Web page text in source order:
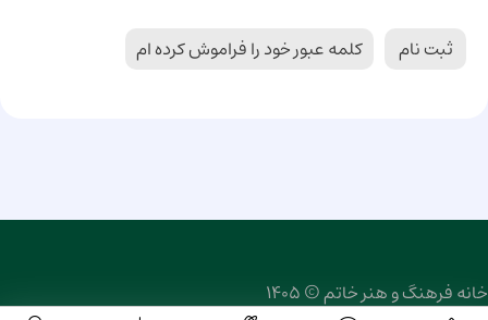
ثبت نام کلمه عبور خود را فراموش کرده ام
خانه فرهنگ و هنر خاتم © 1405